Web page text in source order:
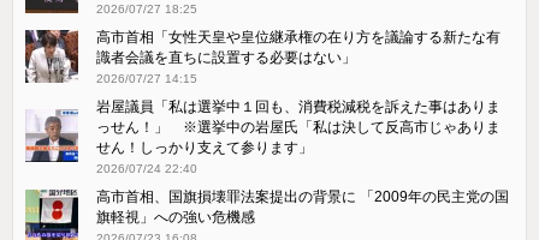
2026/07/27 18:25
高市首相「女性天皇や皇位継承権の在り方を議論する新たな有
識者会議を直ちに設置する必要はない」
2026/07/27 14:15
岩屋議員「私は選挙中１回も、消費税減税を訴えた事はありま
っせん！」 ※選挙中の岩屋氏「私は決して反高市じゃありま
せん！しっかり支えて参ります」
2026/07/24 22:40
高市首相、国旗損壊罪法案提出の背景に 「2009年の民主党の国
旗軽視」への強い危機感